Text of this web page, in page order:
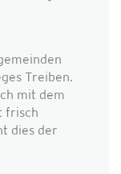
Treiben.
mit dem
frisch
dies der